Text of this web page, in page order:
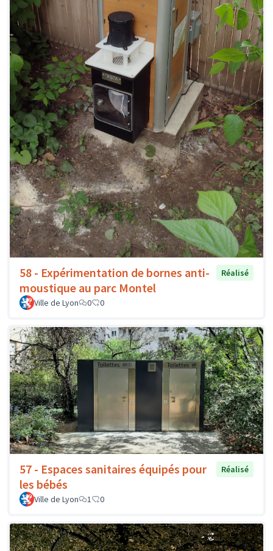
58 - Expérimentation de bornes anti-
moustique au parc Montel
Réalisé
Ville de Lyon 0 0
57 - Espaces sanitaires équipés pour
les bébés
Réalisé
Ville de Lyon 1 0